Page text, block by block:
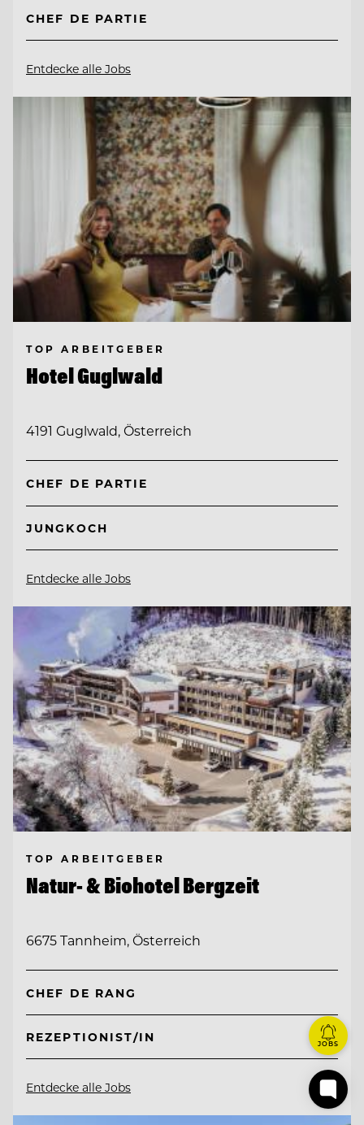
CHEF DE PARTIE
Entdecke alle Jobs
TOP ARBEITGEBER
Hotel Guglwald
4191 Guglwald, Österreich
CHEF DE PARTIE
JUNGKOCH
Entdecke alle Jobs
TOP ARBEITGEBER
Natur- & Biohotel Bergzeit
6675 Tannheim, Österreich
CHEF DE RANG
REZEPTIONIST/IN
Entdecke alle Jobs
JOBS